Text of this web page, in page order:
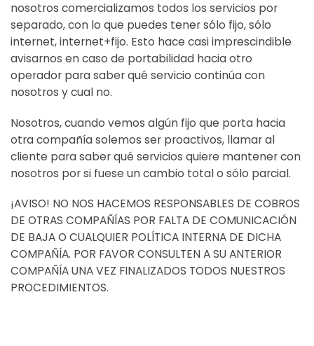
nosotros comercializamos todos los servicios por
separado, con lo que puedes tener sólo fijo, sólo
internet, internet+fijo. Esto hace casi imprescindible
avisarnos en caso de portabilidad hacia otro
operador para saber qué servicio continúa con
nosotros y cual no.
Nosotros, cuando vemos algún fijo que porta hacia
otra compañía solemos ser proactivos, llamar al
cliente para saber qué servicios quiere mantener con
nosotros por si fuese un cambio total o sólo parcial.
¡AVISO! NO NOS HACEMOS RESPONSABLES DE COBROS
DE OTRAS COMPAÑÍAS POR FALTA DE COMUNICACIÓN
DE BAJA O CUALQUIER POLÍTICA INTERNA DE DICHA
COMPAÑÍA. POR FAVOR CONSULTEN A SU ANTERIOR
COMPAÑÍA UNA VEZ FINALIZADOS TODOS NUESTROS
PROCEDIMIENTOS.